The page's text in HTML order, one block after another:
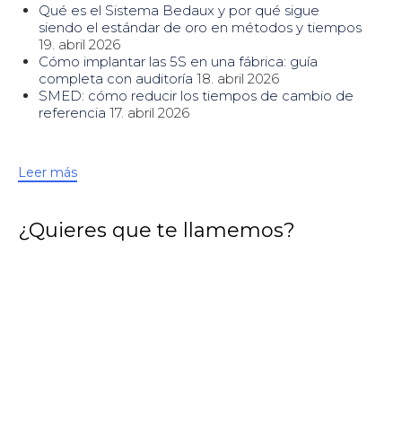
Qué es el Sistema Bedaux y por qué sigue
siendo el estándar de oro en métodos y tiempos
19. abril 2026
Cómo implantar las 5S en una fábrica: guía
completa con auditoría 18. abril 2026
SMED: cómo reducir los tiempos de cambio de
referencia 17. abril 2026
Leer más
¿Quieres que te llamemos?